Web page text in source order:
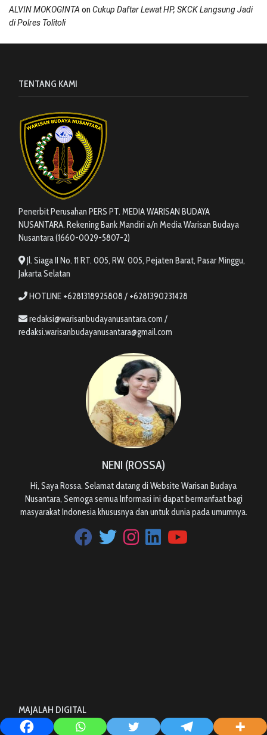
ALVIN MOKOGINTA on Cukup Daftar Lewat HP, SKCK Langsung Jadi
di Polres Tolitoli
TENTANG KAMI
Penerbit Perusahan PERS PT. MEDIA WARISAN BUDAYA
NUSANTARA. Rekening Bank Mandiri a/n Media Warisan Budaya
Nusantara (1660-0029-5807-2)
Jl. Siaga II No. 11 RT. 005, RW. 005, Pejaten Barat, Pasar Minggu,
Jakarta Selatan
HOTLINE +6281318925808 / +6281390231428
redaksi@warisanbudayanusantara.com /
redaksi.warisanbudayanusantara@gmail.com
NENI (ROSSA)
Hi, Saya Rossa. Selamat datang di Website Warisan Budaya
Nusantara, Semoga semua Informasi ini dapat bermanfaat bagi
masyarakat Indonesia khususnya dan untuk dunia pada umumnya.
MAJALAH DIGITAL